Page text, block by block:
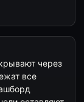
через
все